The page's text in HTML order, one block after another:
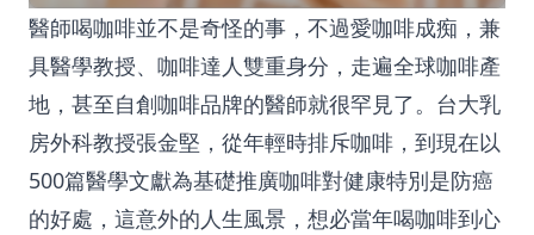
醫師喝咖啡並不是奇怪的事，不過愛咖啡成痴，兼
具醫學教授、咖啡達人雙重身分，走遍全球咖啡產
地，甚至自創咖啡品牌的醫師就很罕見了。台大乳
房外科教授張金堅，從年輕時排斥咖啡，到現在以
500篇醫學文獻為基礎推廣咖啡對健康特別是防癌
的好處，這意外的人生風景，想必當年喝咖啡到心